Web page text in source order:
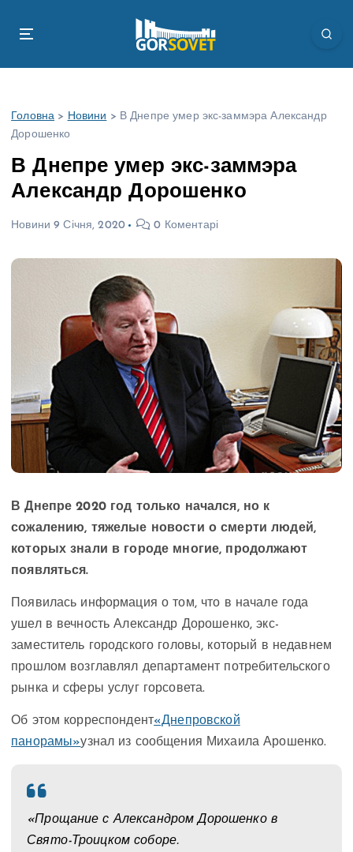
Головна > Новини > В Днепре умер экс-заммэра Александр
Дорошенко
В Днепре умер экс-заммэра
Александр Дорошенко
Новини 9 Січня, 2020 0 Коментарі
В Днепре 2020 год только начался, но к
сожалению, тяжелые новости о смерти людей,
которых знали в городе многие, продолжают
появляться.
Появилась информация о том, что в начале года
ушел в вечность Александр Дорошенко, экс-
заместитель городского головы, который в недавнем
прошлом возглавлял департамент потребительского
рынка и сферы услуг горсовета.
Об этом корреспондент«Днепровской
панорамы»узнал из сообщения Михаила Арошенко.
«Прощание с Александром Дорошенко в
Свято-Троицком соборе.